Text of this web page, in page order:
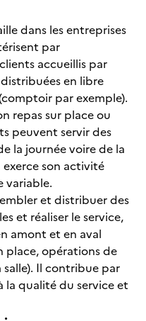
dans les entreprises
par
accueillis par
en libre
par exemple).
repas sur place ou
peuvent servir des
la journée voire de la
son activité
variable.
et distribuer des
et réaliser le service,
amont et en aval
place, opérations de
salle). Il contribue par
la qualité du service et